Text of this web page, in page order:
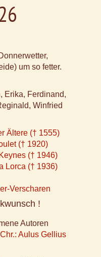
um so fetter.
Erika, Ferdinand,
Winfried
Ältere († 1555)
(† 1920)
(† 1946)
Lorca († 1936)
Verscharen
!
Autoren
Aulus Gellius